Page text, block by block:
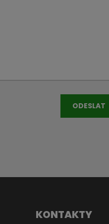
ODESLAT
KONTAKTY